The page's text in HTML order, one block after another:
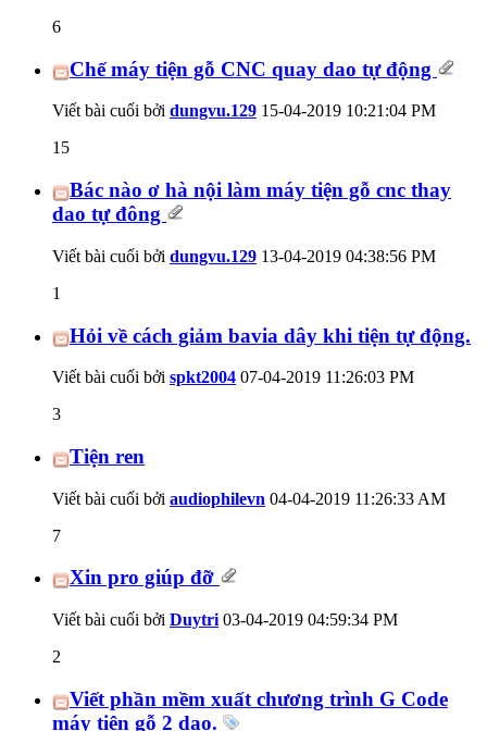
6
Chế máy tiện gỗ CNC quay dao tự động
Viết bài cuối bởi dungvu.129 15-04-2019 10:21:04 PM
15
Bác nào ơ hà nội làm máy tiện gỗ cnc thay
dao tự đông
Viết bài cuối bởi dungvu.129 13-04-2019 04:38:56 PM
1
Hỏi về cách giảm bavia dây khi tiện tự động.
Viết bài cuối bởi spkt2004 07-04-2019 11:26:03 PM
3
Tiện ren
Viết bài cuối bởi audiophilevn 04-04-2019 11:26:33 AM
7
Xin pro giúp đỡ
Viết bài cuối bởi Duytri 03-04-2019 04:59:34 PM
2
Viết phần mềm xuất chương trình G Code
máy tiện gỗ 2 dao.